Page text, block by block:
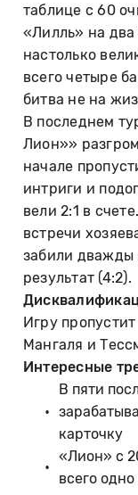
таблице с 60
«Лилль» на два
настолько
всего четыре
битва не на
В последнем
Лион»»
начале
интриги и
вели 2:1 в
встречи
забили дважды
результат (4:2).
Игру
Мангаля и
Интересные
В пяти
карточку
«Лион» с
всего